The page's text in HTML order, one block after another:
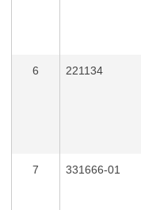
6 221134
7 331666-01